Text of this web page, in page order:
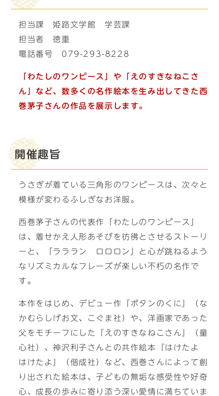
担当課 姫路文学館 学芸課
担当者 徳重
電話番号 079-293-8228
「わたしのワンピース」や「えのすきなねこさ
ん」など、数多くの名作絵本を生み出してきた西
巻茅子さんの作品を展示します。
開催趣旨
うさぎが着ている三角形のワンピースは、次々と
模様が変わるふしぎなお洋服。
西巻茅子さんの代表作「わたしのワンピース」
は、着せかえ人形あそびを彷彿とさせるストーリ
ーと、「ラララン ロロロン」と心が跳ねるよう
なリズミカルなフレーズが楽しい不朽の名作で
す。
本作をはじめ、デビュー作『ボタンのくに』（な
かむらしげお文、こぐま社）や、洋画家であった
父をモチーフにした『えのすきなねこさん』（童
心社）、神沢利子さんとの共作絵本『はけたよ
はけたよ』（偕成社）など、西巻さんによって創
り出された絵本は、子どもの無垢な感受性や好奇
心、成長の歩みに寄り添う深い愛情に満ちていま